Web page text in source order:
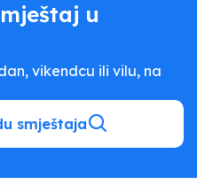
u
vikendcu ili vilu, na
smještaja